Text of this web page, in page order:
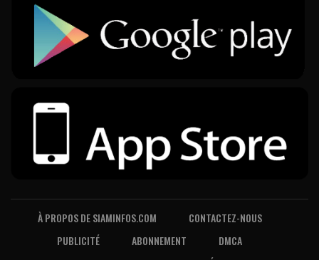
À PROPOS DE SIAMINFOS.COM
CONTACTEZ-NOUS
PUBLICITÉ
ABONNEMENT
DMCA